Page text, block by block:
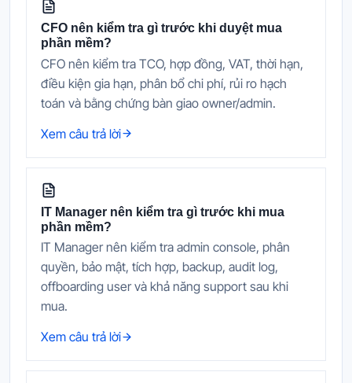
CFO nên kiểm tra gì trước khi duyệt mua
phần mềm?
CFO nên kiểm tra TCO, hợp đồng, VAT, thời hạn,
điều kiện gia hạn, phân bổ chi phí, rủi ro hạch
toán và bằng chứng bàn giao owner/admin.
Xem câu trả lời
IT Manager nên kiểm tra gì trước khi mua
phần mềm?
IT Manager nên kiểm tra admin console, phân
quyền, bảo mật, tích hợp, backup, audit log,
offboarding user và khả năng support sau khi
mua.
Xem câu trả lời